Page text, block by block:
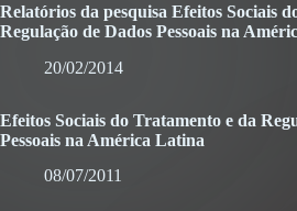
Relatórios da pesquisa Efeitos Sociais
Regulação de Dados Pessoais na
20/02/2014
Efeitos Sociais do Tratamento e da
Pessoais na América Latina
08/07/2011